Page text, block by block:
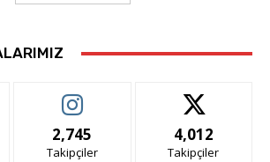
2,745
Takipçiler
4,012
Takipçiler